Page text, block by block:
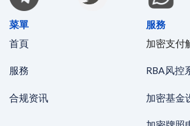
菜單
首頁
服務
合规资讯
服務
加密支付
RBA风控
加密基金